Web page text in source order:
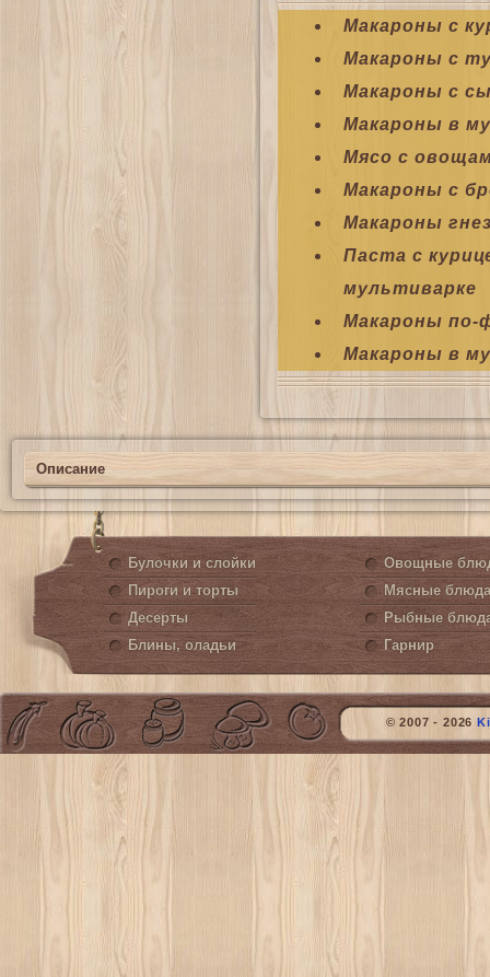
Макароны с
Макароны с
Макароны с
Макароны в
Мясо с
Макароны с
Макароны
Паста с
мультиварке
Макароны по-
Макароны в
Описание
Булочки и слойки
Пироги и торты
Десерты
Блины, оладьи
Овощные
Мясные блюда
Рыбные
Гарнир
© 2007 - 2026